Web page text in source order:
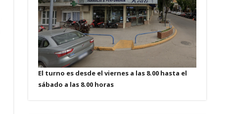
El turno es desde el viernes a las 8.00 hasta el
sábado a las 8.00 horas